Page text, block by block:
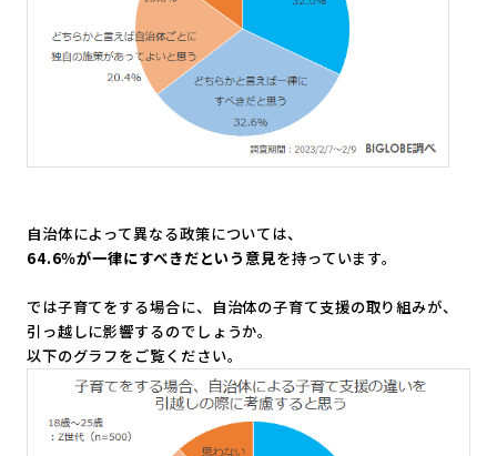
自治体によって異なる政策については、
64.6％が一律にすべきだという意見を持っています。
では子育てをする場合に、自治体の子育て支援の取り組みが、
引っ越しに影響するのでしょうか。
以下のグラフをご覧ください。